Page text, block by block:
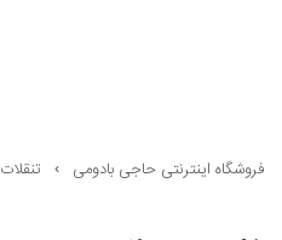
فروشگاه اینترنتی حاجی بادومی تنقلات